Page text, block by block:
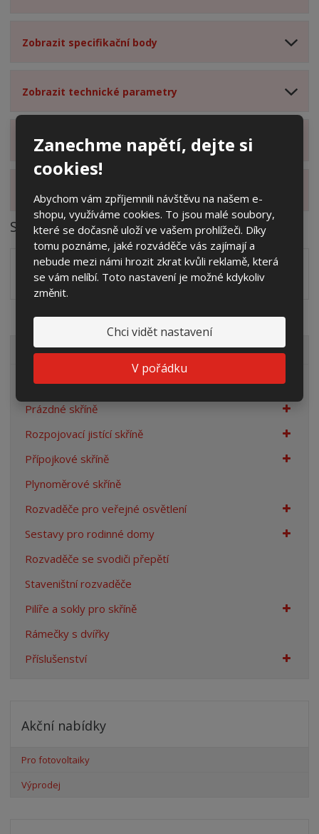
Zanechme napětí, dejte si
cookies!
Abychom vám zpříjemnili návštěvu na našem e-
shopu, využíváme cookies. To jsou malé soubory,
které se dočasně uloží ve vašem prohlížeči. Díky
tomu poznáme, jaké rozváděče vás zajímají a
nebude mezi námi hrozit zkrat kvůli reklamě, která
se vám nelíbí. Toto nastavení je možné kdykoliv
změnit.
Chci vidět nastavení
V pořádku
Zobrazit specifikační body
Zobrazit technické parametry
Zobrazit hodnocení produktu
Zobrazit alternativní produkty
Soubory ke stažení
Zakótovaný nákres skříně systému 3D včetně rozložení
zálisků ve formátu PDFpdf (60.24 Kb)
VŠECHNY KATEGORIE
Elektroměrové rozvaděče
Prázdné skříně
Rozpojovací jistící skříně
Přípojkové skříně
Plynoměrové skříně
Rozvaděče pro veřejné osvětlení
Sestavy pro rodinné domy
Rozvaděče se svodiči přepětí
Staveništní rozvaděče
Pilíře a sokly pro skříně
Rámečky s dvířky
Příslušenství
Akční nabídky
Pro fotovoltaiky
Výprodej